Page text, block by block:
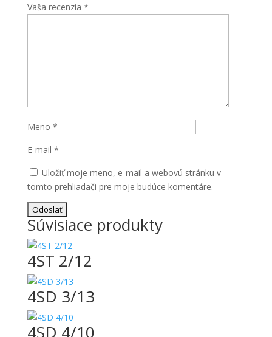
Vaša recenzia *
Meno *
E-mail *
Uložiť moje meno, e-mail a webovú stránku v
tomto prehliadači pre moje budúce komentáre.
Súvisiace produkty
4ST 2/12
4SD 3/13
4SD 4/10